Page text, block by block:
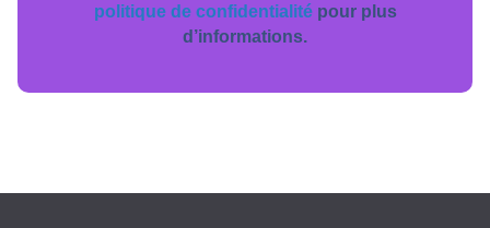
politique de confidentialitépour plus
d’informations.